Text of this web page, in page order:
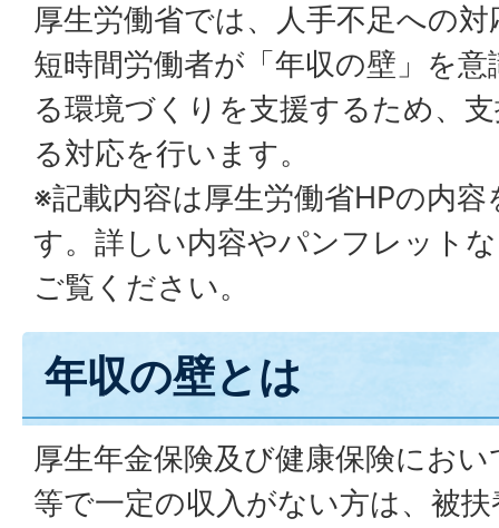
厚生労働省では、人手不足への
短時間労働者が「年収の壁」を
る環境づくりを支援するため、
る対応を行います。
※記載内容は厚生労働省HPの内
す。詳しい内容やパンフレット
ご覧ください。
年収の壁とは
厚生年金保険及び健康保険にお
等で一定の収入がない方は、被